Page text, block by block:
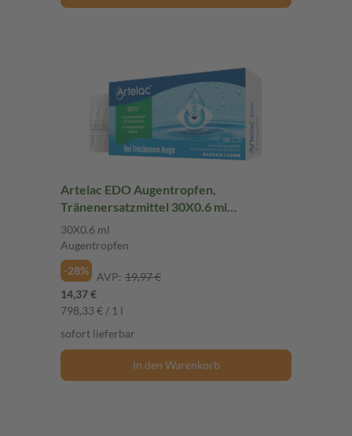
Artelac EDO Augentropfen,
Tränenersatzmittel 30X0.6 ml
Augentropfen
30X0.6 ml
Augentropfen
-28%
AVP: 19,97 €
14,37 €
798,33 € / 1 l
sofort lieferbar
In den Warenkorb